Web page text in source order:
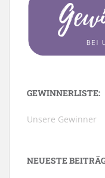
GEWINNERLISTE:
Unsere Gewinner
NEUESTE